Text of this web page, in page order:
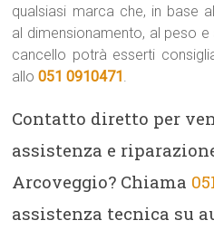
qualsiasi marca che, in base
al dimensionamento, al peso
cancello potrà esserti
allo051 0910471.
Contatto diretto per
assistenza e
Arcoveggio? Chiama
assistenza tecnica su